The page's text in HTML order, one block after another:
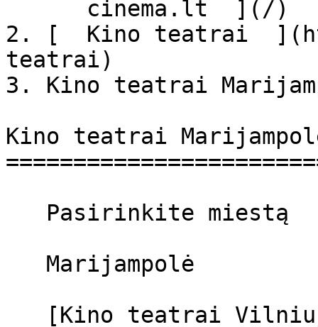
2. [  Kino teatrai
teatrai)
3. Kino teatrai
Kino teatrai